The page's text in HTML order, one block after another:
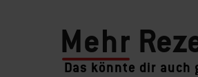
Mehr
Das könnte dir auch